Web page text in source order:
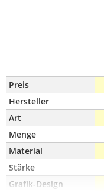
Preis
Hersteller
Art
Menge
Material
Stärke
Grafik-Design